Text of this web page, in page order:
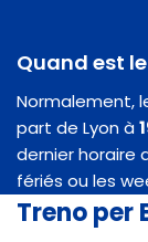
Quand est
Normalement,
part de Lyon à
dernier horaire
fériés ou les
Treno per